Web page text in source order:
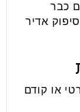
כבר
אדיר
או קודם